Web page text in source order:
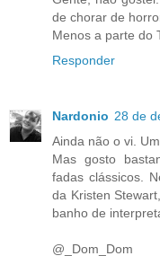
de chorar de
Menos a parte do
Responder
Nardonio 28 de
Ainda não o vi.
Mas gosto
fadas clássicos.
da Kristen
banho de
@_Dom_Dom